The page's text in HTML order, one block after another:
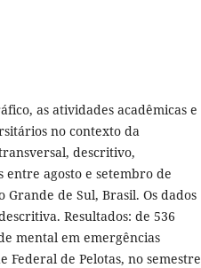
as atividades acadêmicas e
no contexto da
descritivo,
entre agosto e setembro de
de Sul, Brasil. Os dados
Resultados: de 536
mental em emergências
de Pelotas, no semestre